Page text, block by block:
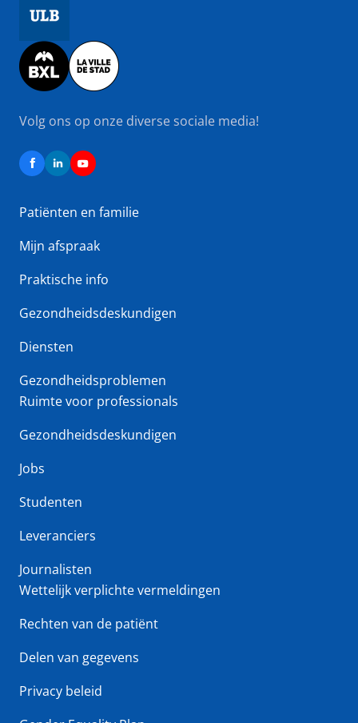
Image
Volg ons op onze diverse sociale media!
Patiënten en familie
Mijn afspraak
Praktische info
Gezondheidsdeskundigen
Diensten
Gezondheidsproblemen
Ruimte voor professionals
Gezondheidsdeskundigen
Jobs
Studenten
Leveranciers
Journalisten
Wettelijk verplichte vermeldingen
Rechten van de patiënt
Delen van gegevens
Privacy beleid